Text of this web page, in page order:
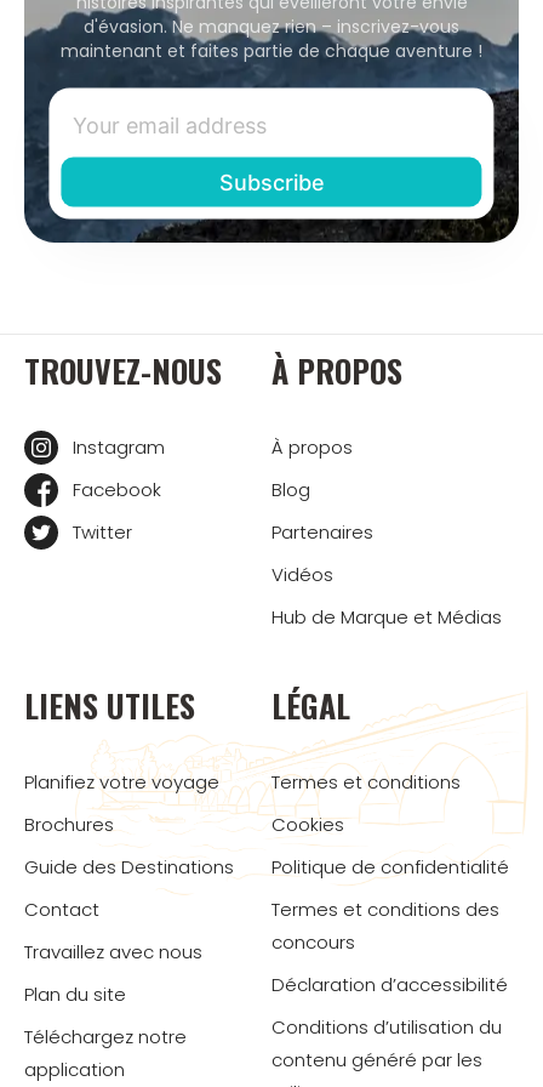
d'évasion. Ne manquez rien – inscrivez-vous
maintenant et faites partie de chaque aventure !
TROUVEZ-NOUS
Instagram
Facebook
Twitter
À PROPOS
À propos
Blog
Partenaires
Vidéos
Hub de Marque et Médias
LIENS UTILES
Planifiez votre voyage
Brochures
Guide des Destinations
Contact
Travaillez avec nous
Plan du site
Téléchargez notre
application
LÉGAL
Termes et conditions
Cookies
Politique de confidentialité
Termes et conditions des
concours
Déclaration d’accessibilité
Conditions d’utilisation du
contenu généré par les